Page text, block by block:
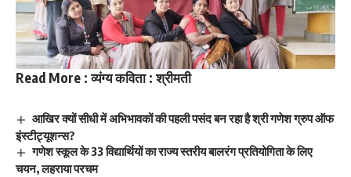
Read More :व्यंग्य कविता : श्रीमती
आखिर क्यों सीधी में अभिभावकों की पहली पसंद बन रहा है श्री गणेश ग्रुप ऑफ
इंस्टीट्यूशन्स?
गणेश स्कूल के 33 विद्यार्थियों का राज्य स्तरीय बालरंग प्रतियोगिता के लिए
चयन, लहराया परचम